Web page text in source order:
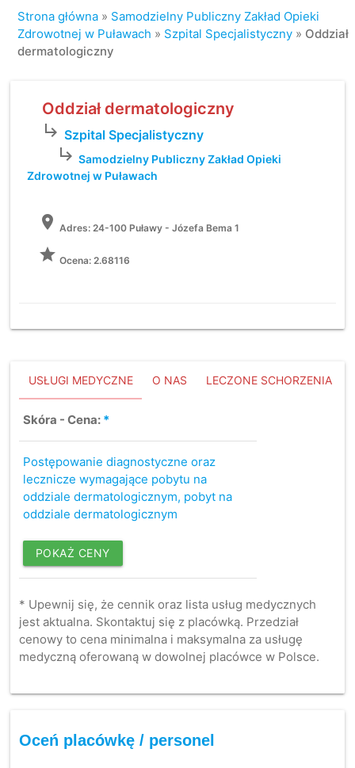
Strona główna » Samodzielny Publiczny Zakład Opieki
Zdrowotnej w Puławach » Szpital Specjalistyczny » Oddział
dermatologiczny
Oddział dermatologiczny
subdirectory_arrow_right Szpital Specjalistyczny
subdirectory_arrow_right Samodzielny Publiczny Zakład Opieki
Zdrowotnej w Puławach
location_on Adres:24-100 Puławy - Józefa Bema 1
grade Ocena: 2.68116
USŁUGI MEDYCZNE O NAS LECZONE SCHORZENIA
Skóra - Cena: *
Postępowanie diagnostyczne oraz
lecznicze wymagające pobytu na
oddziale dermatologicznym, pobyt na
oddziale dermatologicznym
POKAŻ CENY
* Upewnij się, że cennik oraz lista usług medycznych
jest aktualna. Skontaktuj się z placówką. Przedział
cenowy to cena minimalna i maksymalna za usługę
medyczną oferowaną w dowolnej placówce w Polsce.
Oceń placówkę / personel